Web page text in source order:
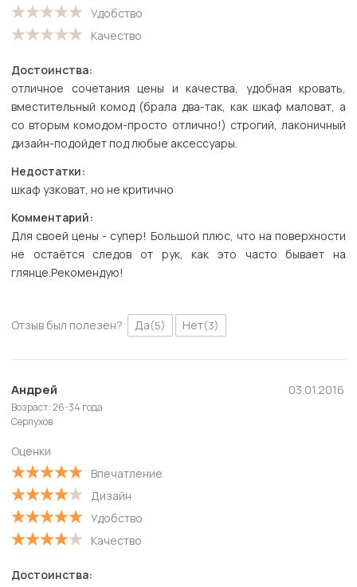
Удобство
Качество
Достоинства:
отличное сочетания цены и качества, удобная кровать,
вместительный комод (брала два-так, как шкаф маловат, а
со вторым комодом-просто отлично!) строгий, лаконичный
дизайн-подойдет под любые аксессуары.
Недостатки:
шкаф узковат, но не критично
Комментарий:
Для своей цены - супер! Большой плюс, что на поверхности
не остаётся следов от рук, как это часто бывает на
глянце.Рекомендую!
Отзыв был полезен? Да(5) Нет(3)
Андрей
Возраст: 26-34 года
Серпухов
Оценки
Впечатление
Дизайн
Удобство
Качество
03.01.2016
Достоинства: